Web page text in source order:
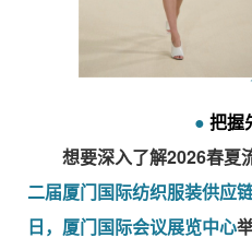
● 把握
想要深入了解2026春夏
二届厦门国际纺织服装供应
日， 厦门国际会议展览中心